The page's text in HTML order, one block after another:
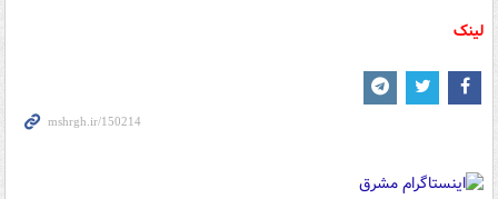
لینک